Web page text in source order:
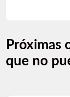
Próximas
que no